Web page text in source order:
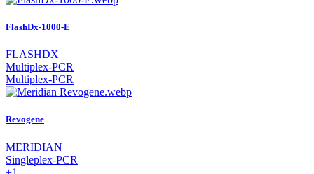
FlashDx-1000-E
FLASHDX
Multiplex-PCR
Multiplex-PCR
Revogene
MERIDIAN
Singleplex-PCR